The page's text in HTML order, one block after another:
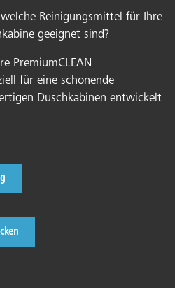
Reinigungsmittel für Ihre
geeignet sind?
PremiumCLEAN
für eine schonende
Duschkabinen entwickelt